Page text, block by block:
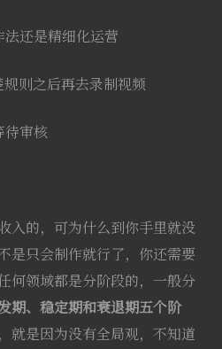
还是精细化运营
则之后再去录制视频
待审核
入的，可为什么到你手里就没
是只会制作就行了，你还需要
何领域都是分阶段的，一般分
期、稳定期和衰退期五个阶
就是因为没有全局观，不知道